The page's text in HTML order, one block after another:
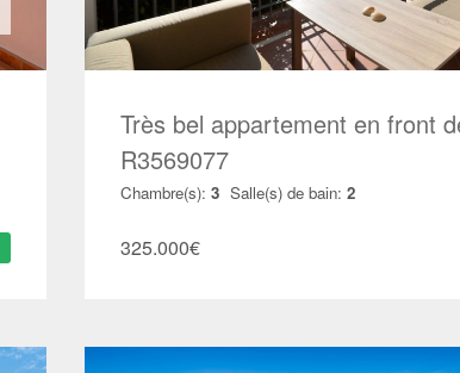
Très bel appartement en front
R3569077
Chambre(s): 3 Salle(s) de bain: 2
325.000€